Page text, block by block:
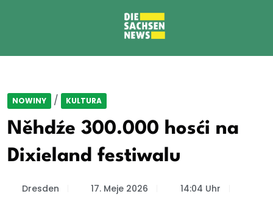
NOWINY / KULTURA
Něhdźe 300.000 hosći na
Dixieland festiwalu
Dresden 17. Meje 2026 14:04 Uhr